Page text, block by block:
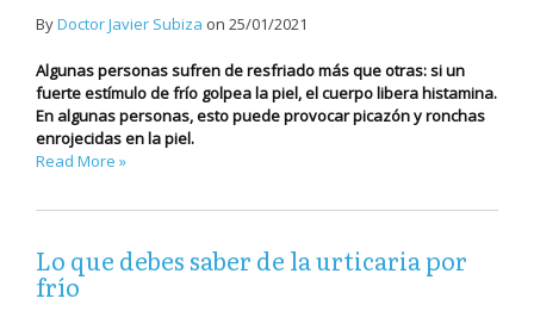
ByDoctor Javier Subiza on 25/01/2021
Algunas personas sufren de resfriado más que otras: si un
fuerte estímulo de frío golpea la piel, el cuerpo libera histamina.
En algunas personas, esto puede provocar picazón y ronchas
enrojecidas en la piel.
Read More »
Lo que debes saber de la urticaria por
frío